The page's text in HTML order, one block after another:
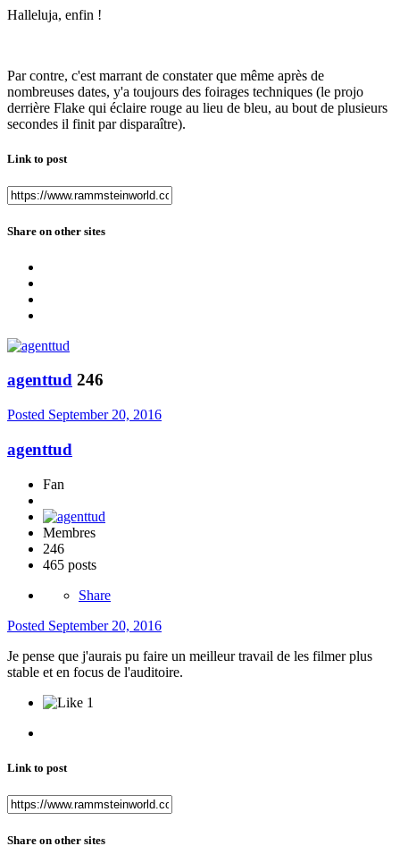
Halleluja, enfin !
Par contre, c'est marrant de constater que même après de
nombreuses dates, y'a toujours des foirages techniques (le projo
derrière Flake qui éclaire rouge au lieu de bleu, au bout de plusieurs
secondes il finit par disparaître).
Link to post
Share on other sites
agenttud 246
Posted September 20, 2016
agenttud
Fan
Membres
246
465 posts
Share
Posted September 20, 2016
Je pense que j'aurais pu faire un meilleur travail de les filmer plus
stable et en focus de l'auditoire.
1
Link to post
Share on other sites